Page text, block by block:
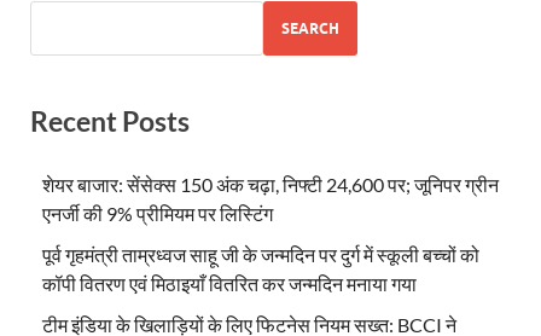
SEARCH
Recent Posts
शेयर बाजार: सेंसेक्स 150 अंक चढ़ा, निफ्टी 24,600 पर; जूनिपर ग्रीन
एनर्जी की 9% प्रीमियम पर लिस्टिंग
पूर्व गृहमंत्री ताम्रध्वज साहू जी के जन्मदिन पर दुर्ग में स्कूली बच्चों को
कॉपी वितरण एवं मिठाइयाँ वितरित कर जन्मदिन मनाया गया
टीम इंडिया के खिलाड़ियों के लिए फिटनेस नियम सख्त: BCCI ने